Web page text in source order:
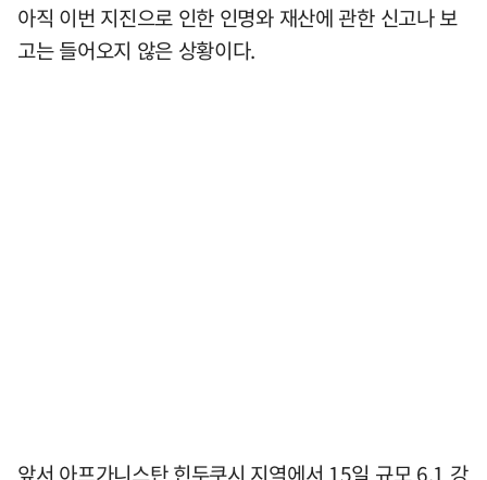
아직 이번 지진으로 인한 인명와 재산에 관한 신고나 보
고는 들어오지 않은 상황이다.
앞서 아프가니스탄 힌두쿠시 지역에서 15일 규모 6.1 강